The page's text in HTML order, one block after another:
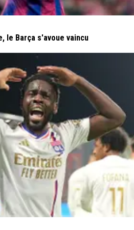
12 décembre 2016 à 17:54 +0
le borgne est roi ! Nasser tu
2016 à 17:41 0
Élimination en 8eme direct... Une
Emery. Le titre ? C'est pas
12 décembre 2016 à 17:26 +
super... Cette poisse incroyable
le Barça s'avoue vaincu